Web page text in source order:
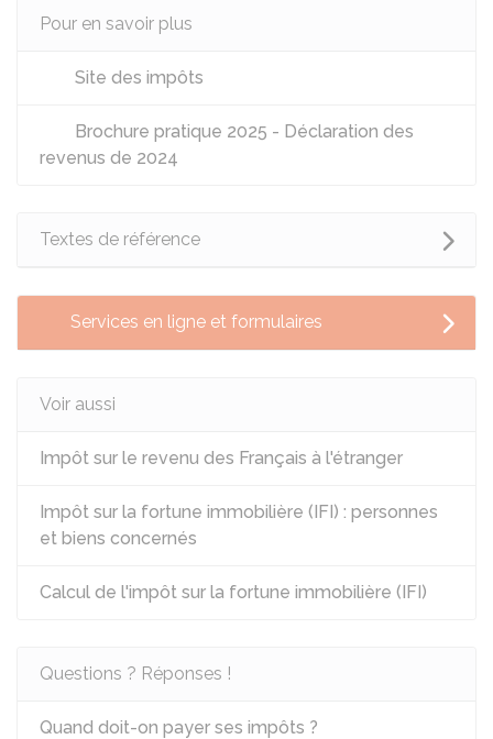
Pour en savoir plus
Site des impôts
Brochure pratique 2025 - Déclaration des
revenus de 2024
Textes de référence
Services en ligne et formulaires
Voir aussi
Impôt sur le revenu des Français à l'étranger
Impôt sur la fortune immobilière (IFI) : personnes
et biens concernés
Calcul de l'impôt sur la fortune immobilière (IFI)
Questions ? Réponses !
Quand doit-on payer ses impôts ?